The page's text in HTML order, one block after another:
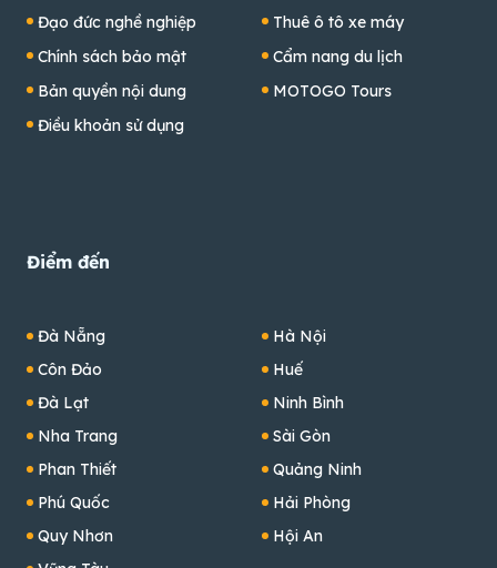
Đạo đức nghề nghiệp
Chính sách bảo mật
Bản quyền nội dung
Điều khoản sử dụng
Thuê ô tô xe máy
Cẩm nang du lịch
MOTOGO Tours
Điểm đến
Đà Nẵng
Côn Đảo
Đà Lạt
Nha Trang
Phan Thiết
Phú Quốc
Quy Nhơn
Hà Nội
Huế
Ninh Bình
Sài Gòn
Quảng Ninh
Hải Phòng
Hội An